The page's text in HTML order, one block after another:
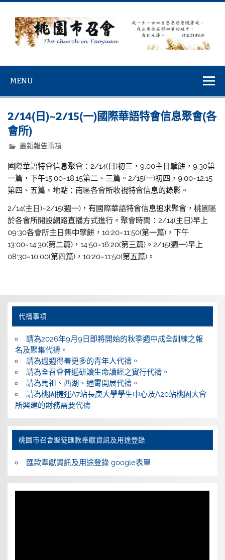
Skip
content
MENU
2/14(日)~2/15(一)國際華語特會信息聚會(各
會所)
最新報告事項
國際華語特會信息聚會：2/14(日)初三，9:00主日擘餅，9:30第
一篇，下午15:00~18:15第二、三篇。2/15(一)初四，9:00~12:15
第四、五篇。地點：南區各會所收視特會信息的錄影。
2/14(主日)~2/15(週一)，有國際華語特會信息追求聚會，桃園區
於各會所開設網路直播方式進行。聚會時間：2/14(主日)早上
09:30各會所主日集中擘餅，10:20~11:50(第一篇)，下午
13:00~14:30(第二篇)，14:50~16:20(第三篇)。2/15(週一)早上
08:30~10:00(第四篇)，10:20~11:50(第五篇)。
代禱事項
請為2026年9月9日即將開始的秋季週中成全訓練之報
名及聚集代禱。
請為週週得着更多的青年人代禱。
請為全召會普遍研讀生命讀經之實行代禱。
請為馬祖、西湖、通霄開展代禱。
請為桃園捷運A7站長庚大學學生中心及A20站桃園大會
所興建的財務需要代禱
桃園巿召會聖徒匯款奉獻資訊及用途登錄
匯款奉獻資訊及用途登錄 google表單